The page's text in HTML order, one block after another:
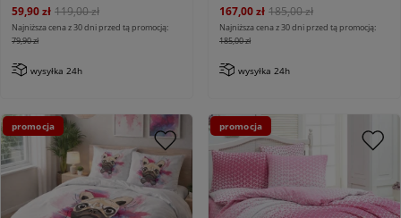
59,90 zł 119,00 zł
Najniższa cena z 30 dni przed tą promocją:
79,90 zł
wysyłka 24h
167,00 zł 185,00 zł
Najniższa cena z 30 dni przed tą promocją:
185,00 zł
wysyłka 24h
promocja promocja